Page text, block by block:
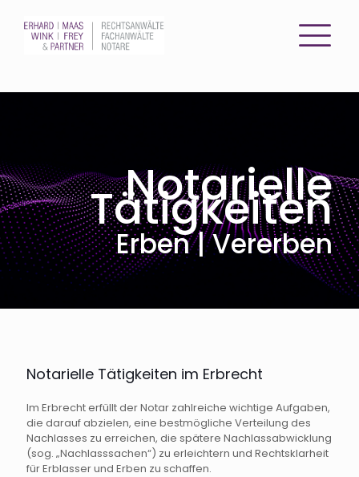
Notarielle
Tätigkeiten
Erben | Vererben
Notarielle Tätigkeiten im Erbrecht
Im Erbrecht erfüllt der Notar zahlreiche wichtige Aufgaben,
die darauf abzielen, eine bestmögliche Verteilung des
Nachlasses zu erreichen, die spätere Nachlassabwicklung
(sog. „Nachlasssachen“) zu erleichtern und Rechtsklarheit
für Erblasser und Erben zu schaffen.